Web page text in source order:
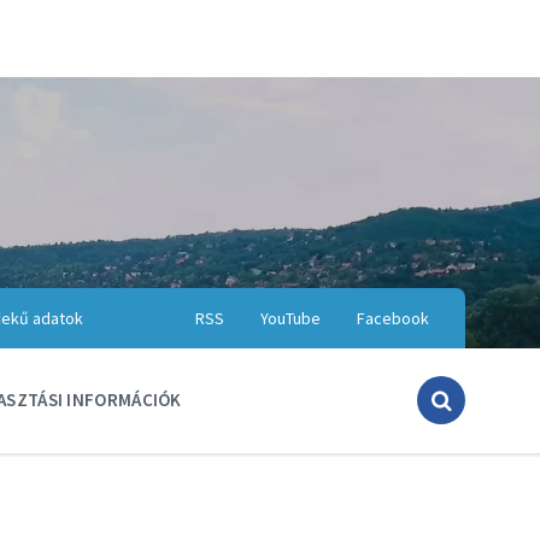
Facebook
YouTube
RSS
adatok
INFORMÁCIÓK